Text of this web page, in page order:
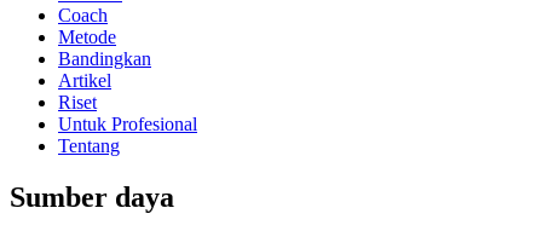
Coach
Metode
Bandingkan
Artikel
Riset
Untuk Profesional
Tentang
Sumber daya